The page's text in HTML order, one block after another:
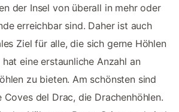
der Insel von überall in mehr oder
erreichbar sind. Daher ist auch
Ziel für alle, die sich gerne Höhlen
eine erstaunliche Anzahl an
zu bieten. Am schönsten sind
Coves del Drac, die Drachenhöhlen.